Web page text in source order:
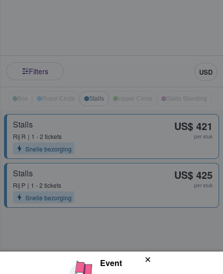
Filters USD
Box Royal Circle Stalls Upper Circle Stalls Standing
Stalls
Rij R
1 - 2 tickets
Snelle bezorging
US$ 421
per stuk
Stalls
Rij P
1 - 2 tickets
Snelle bezorging
US$ 425
per stuk
Event